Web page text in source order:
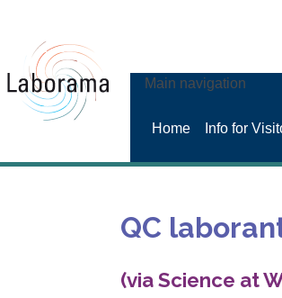
Main navigation
Home Info for
QC
(via Science at